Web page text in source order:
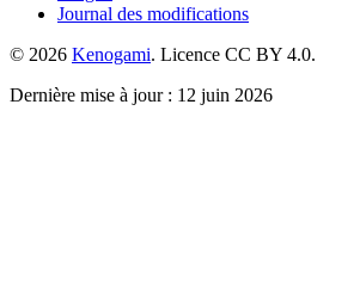
Journal des modifications
© 2026 Kenogami. Licence CC BY 4.0.
Dernière mise à jour : 12 juin 2026